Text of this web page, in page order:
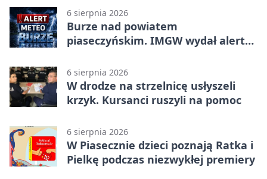
6 sierpnia 2026
Burze nad powiatem
piaseczyńskim. IMGW wydał alert
6 sierpnia 2026
W drodze na strzelnicę usłyszeli
krzyk. Kursanci ruszyli na pomoc
6 sierpnia 2026
W Piasecznie dzieci poznają Ratka i
Pielkę podczas niezwykłej premiery